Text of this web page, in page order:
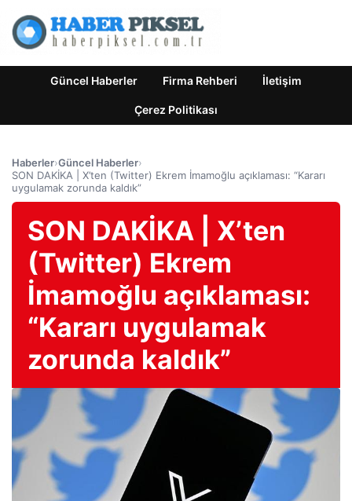
Güncel Haberler Firma Rehberi İletişim
Çerez Politikası
Haberler›Güncel Haberler›
SON DAKİKA | X’ten (Twitter) Ekrem İmamoğlu açıklaması: “Kararı
uygulamak zorunda kaldık”
SON DAKİKA | X’ten
(Twitter) Ekrem
İmamoğlu açıklaması:
“Kararı uygulamak
zorunda kaldık”